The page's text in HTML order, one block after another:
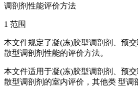
调剖剂性能评价方法
1 范围
本文件规定了凝(冻)胶型调剖剂、预
散型调剖剂性能的评价方法。
本文件适用于凝(冻)胶型调剖剂、预
散型调剖剂的室内评价，其他类 型调